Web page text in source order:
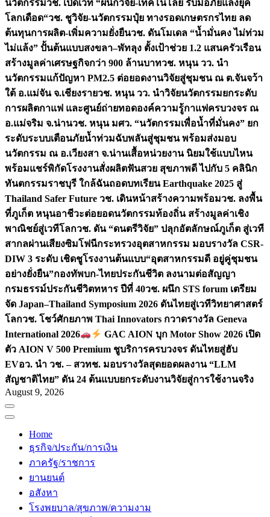
นวัตกรรมวช. เปิดเวที “ผนึกวิจัย-เทคโนโลยี รับมือภัยแล้งยุค
โลกเดือด“วช. ชูวิจัย-นวัตกรรมปุ๋ย ทางรอดเกษตรกรไทย ลด
ต้นทุนการผลิต-เพิ่มความยั่งยืนวช. ดันโมเดล “น้ำมั่นคง ไม่ท่วม
ไม่แล้ง” ปั้นต้นแบบสงขลา–พัทลุง ตั้งเป้าช่วย 1.2 แสนครัวเรือน
สร้างมูลค่าเศรษฐกิจกว่า 900 ล้านบาทวช. หนุน วว. นำ
นวัตกรรมแก้ปัญหา PM2.5 ต่อยอดงานวิจัยสู่ชุมชน ณ ต.จันจว้า
ใต้ อ.แม่จัน จ.เชียงรายวช. หนุน วว. นำวิจัยนวัตกรรมยกระดับ
การผลิตกาแฟ และศูนย์ถ่ายทอดองค์ความรู้กาแฟครบวงจร ณ
อ.แม่จริม จ.น่านวช. หนุน มศว. “นวัตกรรมเพื่อน้ำที่มั่นคง” ยก
ระดับระบบเตือนภัยน้ำท่วมฉับพลันสู่ชุมชน พร้อมส่งมอบ
นวัตกรรม ณ อ.เวียงสา จ.น่านเสื้อหน่วยงาน นิยมใช้แบบไหน
พร้อมแชร์พิกัดโรงงานสั่งผลิตฟันสวย สุขภาพดี ไปกับ 5 คลินิก
ทันตกรรมราชบุรี ใกล้ฉันถอดบทเรียน Earthquake 2025 สู่
Thailand Safer Future วช. เดินหน้าสร้างความพร้อมวช. ลงพื้น
ที่ภูเก็ต หนุนอาชีวะต่อยอดนวัตกรรมท้องถิ่น สร้างมูลค่าเชิง
พาณิชย์สู่เวทีโลกวช. ดัน “ดนตรีวิจัย” ปลุกอัตลักษณ์ภูเก็ต สู่เวที
สากลผ่านเสียงซิมโฟนีกระทรวงอุตสาหกรรม มอบรางวัล CSR-
DIW 3 ระดับ เชิดชูโรงงานต้นแบบ“อุตสาหกรรมดี อยู่คู่ชุมชน
อย่างยั่งยืน”กองทัพบก-ไทยประกันชีวิต ลงนามต่อสัญญา
กรมธรรม์ประกันชีวิตทหาร ปีที่ 40วช. ผนึก STS forum เตรียม
จัด Japan–Thailand Symposium 2026 ดันไทยสู่เวทีวิทยาศาสตร์
โลกวช. โชว์ศักยภาพ Thai Innovators กวาดรางวัล Geneva
International 2026
GAC AION บุก Motor Show 2026 เปิด
ตัว AION V 500 Premium ชูบริการครบวงจร ดันไทยสู่ฮับ
EVอว. นำ วช. – สวทช. มอบรางวัลสุดยอดผลงาน “LLM
สัญชาติไทย” ดัน 24 ต้นแบบยกระดับงานวิจัยสู่การใช้งานจริง
August 9, 2026
Home
ธุรกิจ/ประกัน/การเงิน
ภาครัฐ/ราชการ
ยานยนต์
อสังหา
โรงพยบาล/สุขภาพ/ความงาม